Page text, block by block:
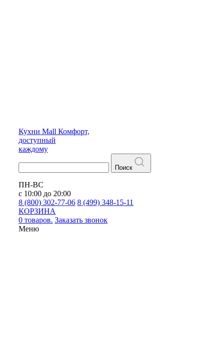
Кухни Mall Комфорт,
доступный
каждому
Поиск
ПН-ВС
с 10:00 до 20:00
8 (800) 302-77-06 8 (499) 348-15-11
КОРЗИНА
0 товаров. Заказать звонок
Меню